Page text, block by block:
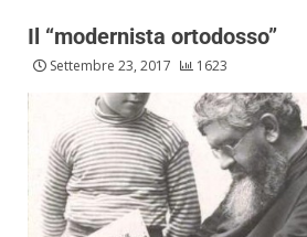
Il “modernista ortodosso”
Settembre 23, 2017 1623